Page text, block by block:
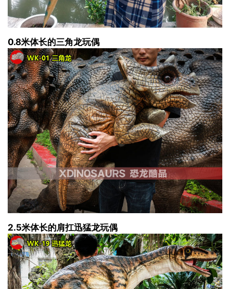
0.8米体长的三角龙玩偶
2.5米体长的肩扛迅猛龙玩偶